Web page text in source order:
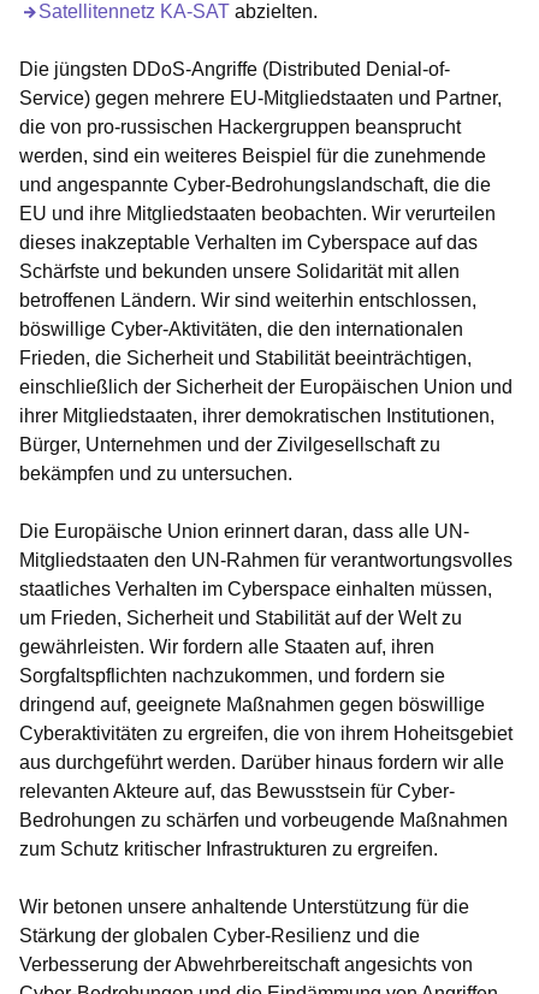
Satellitennetz KA-SAT
Öffnet sich in einem neuen Fenster
abzielten.
Die jüngsten DDoS-Angriffe (Distributed Denial-of-
Service) gegen mehrere EU-Mitgliedstaaten und Partner,
die von pro-russischen Hackergruppen beansprucht
werden, sind ein weiteres Beispiel für die zunehmende
und angespannte Cyber-Bedrohungslandschaft, die die
EU und ihre Mitgliedstaaten beobachten. Wir verurteilen
dieses inakzeptable Verhalten im Cyberspace auf das
Schärfste und bekunden unsere Solidarität mit allen
betroffenen Ländern. Wir sind weiterhin entschlossen,
böswillige Cyber-Aktivitäten, die den internationalen
Frieden, die Sicherheit und Stabilität beeinträchtigen,
einschließlich der Sicherheit der Europäischen Union und
ihrer Mitgliedstaaten, ihrer demokratischen Institutionen,
Bürger, Unternehmen und der Zivilgesellschaft zu
bekämpfen und zu untersuchen.
Die Europäische Union erinnert daran, dass alle UN-
Mitgliedstaaten den UN-Rahmen für verantwortungsvolles
staatliches Verhalten im Cyberspace einhalten müssen,
um Frieden, Sicherheit und Stabilität auf der Welt zu
gewährleisten. Wir fordern alle Staaten auf, ihren
Sorgfaltspflichten nachzukommen, und fordern sie
dringend auf, geeignete Maßnahmen gegen böswillige
Cyberaktivitäten zu ergreifen, die von ihrem Hoheitsgebiet
aus durchgeführt werden. Darüber hinaus fordern wir alle
relevanten Akteure auf, das Bewusstsein für Cyber-
Bedrohungen zu schärfen und vorbeugende Maßnahmen
zum Schutz kritischer Infrastrukturen zu ergreifen.
Wir betonen unsere anhaltende Unterstützung für die
Stärkung der globalen Cyber-Resilienz und die
Verbesserung der Abwehrbereitschaft angesichts von